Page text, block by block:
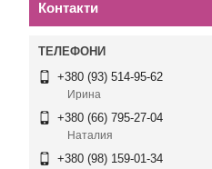
Контакти
+380 (93) 514-95-62
Ирина
+380 (66) 795-27-04
Наталия
+380 (98) 159-01-34